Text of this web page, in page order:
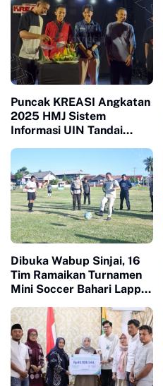
Puncak KREASI Angkatan
2025 HMJ Sistem
Informasi UIN Tandai
Dibuka Wabup Sinjai, 16
Tim Ramaikan Turnamen
Mini Soccer Bahari Lappa